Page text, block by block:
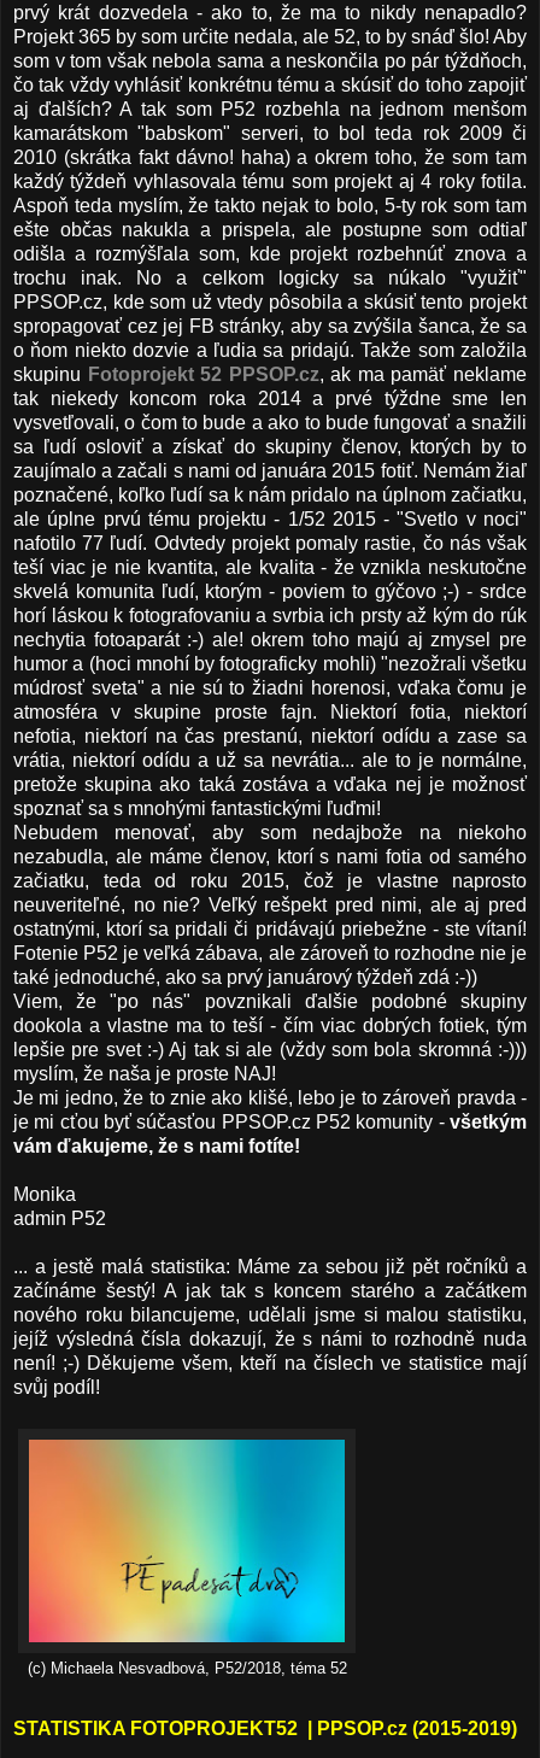
prvý krát dozvedela - ako to, že ma to nikdy nenapadlo?
Projekt 365 by som určite nedala, ale 52, to by snáď šlo! Aby
som v tom však nebola sama a neskončila po pár týždňoch,
čo tak vždy vyhlásiť konkrétnu tému a skúsiť do toho zapojiť
aj ďalších? A tak som P52 rozbehla na jednom menšom
kamarátskom "babskom" serveri, to bol teda rok 2009 či
2010 (skrátka fakt dávno! haha) a okrem toho, že som tam
každý týždeň vyhlasovala tému som projekt aj 4 roky fotila.
Aspoň teda myslím, že takto nejak to bolo, 5-ty rok som tam
ešte občas nakukla a prispela, ale postupne som odtiaľ
odišla a rozmýšľala som, kde projekt rozbehnúť znova a
trochu inak. No a celkom logicky sa núkalo "využiť"
PPSOP.cz, kde som už vtedy pôsobila a skúsiť tento projekt
spropagovať cez jej FB stránky, aby sa zvýšila šanca, že sa
o ňom niekto dozvie a ľudia sa pridajú. Takže som založila
skupinu Fotoprojekt 52 PPSOP.cz, ak ma pamäť neklame
tak niekedy koncom roka 2014 a prvé týždne sme len
vysvetľovali, o čom to bude a ako to bude fungovať a snažili
sa ľudí osloviť a získať do skupiny členov, ktorých by to
zaujímalo a začali s nami od januára 2015 fotiť. Nemám žiaľ
poznačené, koľko ľudí sa k nám pridalo na úplnom začiatku,
ale úplne prvú tému projektu - 1/52 2015 - "Svetlo v noci"
nafotilo 77 ľudí. Odvtedy projekt pomaly rastie, čo nás však
teší viac je nie kvantita, ale kvalita - že vznikla neskutočne
skvelá komunita ľudí, ktorým - poviem to gýčovo ;-) - srdce
horí láskou k fotografovaniu a svrbia ich prsty až kým do rúk
nechytia fotoaparát :-) ale! okrem toho majú aj zmysel pre
humor a (hoci mnohí by fotograficky mohli) "nezožrali všetku
múdrosť sveta" a nie sú to žiadni horenosi, vďaka čomu je
atmosféra v skupine proste fajn. Niektorí fotia, niektorí
nefotia, niektorí na čas prestanú, niektorí odídu a zase sa
vrátia, niektorí odídu a už sa nevrátia... ale to je normálne,
pretože skupina ako taká zostáva a vďaka nej je možnosť
spoznať sa s mnohými fantastickými ľuďmi!
Nebudem menovať, aby som nedajbože na niekoho
nezabudla, ale máme členov, ktorí s nami fotia od samého
začiatku, teda od roku 2015, čož je vlastne naprosto
neuveriteľné, no nie? Veľký rešpekt pred nimi, ale aj pred
ostatnými, ktorí sa pridali či pridávajú priebežne - ste vítaní!
Fotenie P52 je veľká zábava, ale zároveň to rozhodne nie je
také jednoduché, ako sa prvý januárový týždeň zdá :-))
Viem, že "po nás" povznikali ďalšie podobné skupiny
dookola a vlastne ma to teší - čím viac dobrých fotiek, tým
lepšie pre svet :-) Aj tak si ale (vždy som bola skromná :-)))
myslím, že naša je proste NAJ!
Je mi jedno, že to znie ako klišé, lebo je to zároveň pravda -
je mi cťou byť súčasťou PPSOP.cz P52 komunity - všetkým
vám ďakujeme, že s nami fotíte!
Monika
admin P52
... a jestě malá statistika: Máme za sebou již pět ročníků a
začínáme šestý! A jak tak s koncem starého a začátkem
nového roku bilancujeme, udělali jsme si malou statistiku,
jejíž výsledná čísla dokazují, že s námi to rozhodně nuda
není! ;-) Děkujeme všem, kteří na číslech ve statistice mají
svůj podíl!
(c) Michaela Nesvadbová, P52/2018, téma 52
STATISTIKA FOTOPROJEKT52 | PPSOP.cz (2015-2019)